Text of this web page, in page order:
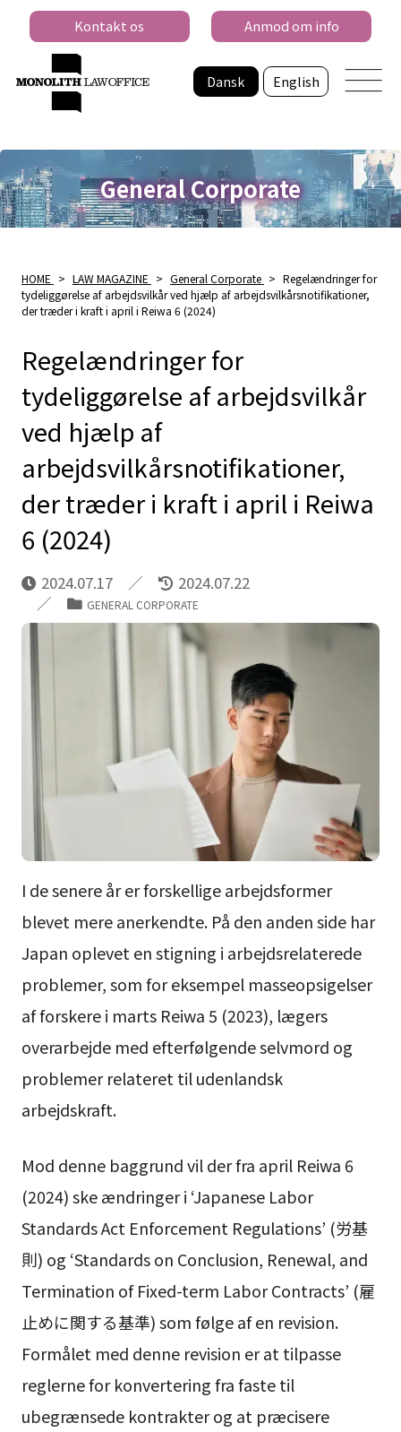
Dansk English
Kontakt os Anmod om info
General Corporate
HOME > LAW MAGAZINE > General Corporate > Regelændringer for
tydeliggørelse af arbejdsvilkår ved hjælp af arbejdsvilkårsnotifikationer,
der træder i kraft i april i Reiwa 6 (2024)
Regelændringer for
tydeliggørelse af arbejdsvilkår
ved hjælp af
arbejdsvilkårsnotifikationer,
der træder i kraft i april i Reiwa
6 (2024)
2024.07.17 2024.07.22
GENERAL CORPORATE
I de senere år er forskellige arbejdsformer
blevet mere anerkendte. På den anden side har
Japan oplevet en stigning i arbejdsrelaterede
problemer, som for eksempel masseopsigelser
af forskere i marts Reiwa 5 (2023), lægers
overarbejde med efterfølgende selvmord og
problemer relateret til udenlandsk
arbejdskraft.
Mod denne baggrund vil der fra april Reiwa 6
(2024) ske ændringer i ‘Japanese Labor
Standards Act Enforcement Regulations’ (労基
則) og ‘Standards on Conclusion, Renewal, and
Termination of Fixed-term Labor Contracts’ (雇
止めに関する基準) som følge af en revision.
Formålet med denne revision er at tilpasse
reglerne for konvertering fra faste til
ubegrænsede kontrakter og at præcisere